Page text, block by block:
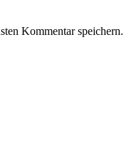
Kommentar speichern.